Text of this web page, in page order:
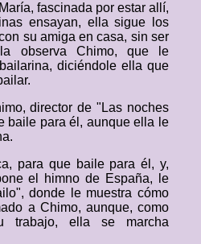
fascinada por estar allí,
ensayan, ella sigue los
su amiga en casa, sin ser
observa Chimo, que le
diciéndole ella que
director de "Las noches
baile para él, aunque ella le
para que baile para él, y,
el himno de España, le
donde le muestra cómo
a Chimo, aunque, como
trabajo, ella se marcha